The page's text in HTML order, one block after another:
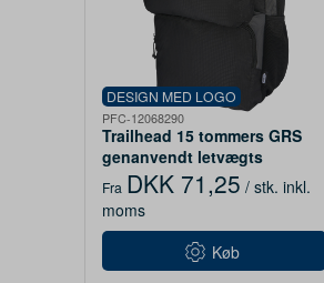
DESIGN MED LOGO
PFC-12068290
Trailhead 15 tommers GRS
genanvendt letvægts
laptoprygsæk 14 L Ensfarvet
sort / Grå
Fra DKK 71,25 / stk. inkl.
moms
Køb